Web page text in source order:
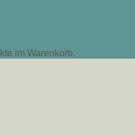
im Warenkorb.